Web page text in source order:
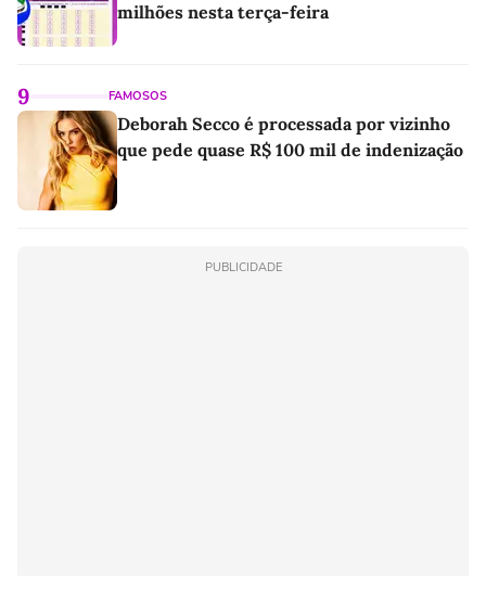
milhões nesta terça-feira
9 FAMOSOS
Deborah Secco é processada por vizinho
que pede quase R$ 100 mil de indenização
PUBLICIDADE